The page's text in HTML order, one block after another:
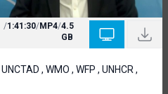
/1:41:30/MP4/4.5
GB
, WMO , WFP , UNHCR ,